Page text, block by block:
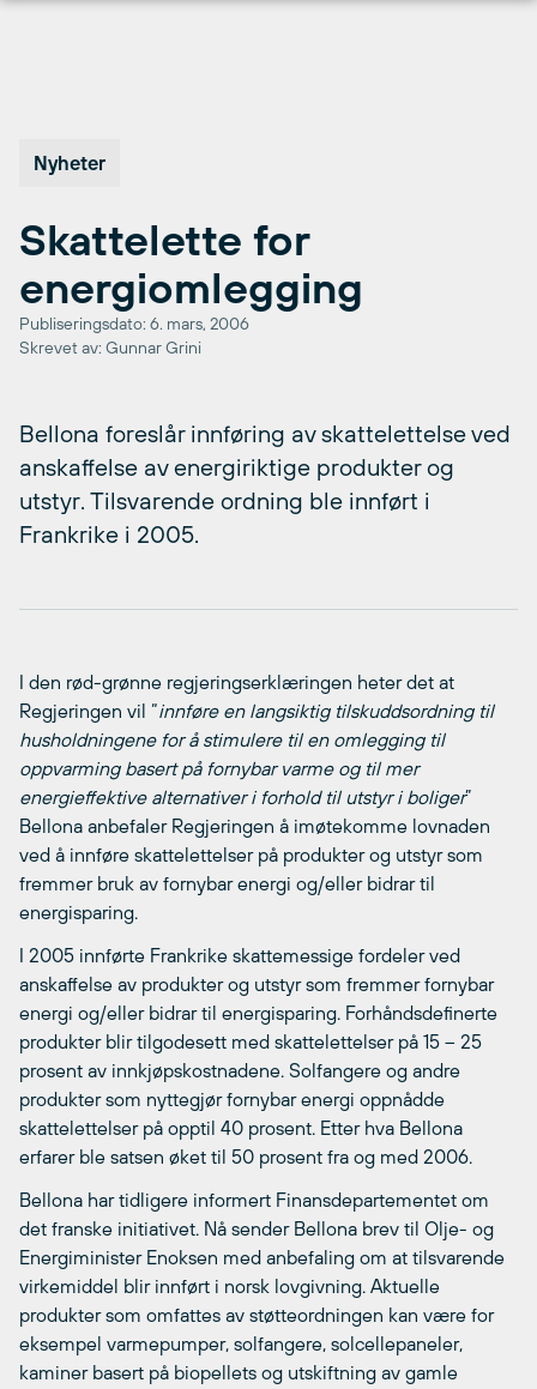
Nyheter
Skattelette for
energiomlegging
Publiseringsdato: 6. mars, 2006
Skrevet av: Gunnar Grini
Bellona foreslår innføring av skattelettelse ved
anskaffelse av energiriktige produkter og
utstyr. Tilsvarende ordning ble innført i
Frankrike i 2005.
I den rød-grønne regjeringserklæringen heter det at
Regjeringen vil “innføre en langsiktig tilskuddsordning til
husholdningene for å stimulere til en omlegging til
oppvarming basert på fornybar varme og til mer
energieffektive alternativer i forhold til utstyr i boliger”
Bellona anbefaler Regjeringen å imøtekomme lovnaden
ved å innføre skattelettelser på produkter og utstyr som
fremmer bruk av fornybar energi og/eller bidrar til
energisparing.
I 2005 innførte Frankrike skattemessige fordeler ved
anskaffelse av produkter og utstyr som fremmer fornybar
energi og/eller bidrar til energisparing. Forhåndsdefinerte
produkter blir tilgodesett med skattelettelser på 15 – 25
prosent av innkjøpskostnadene. Solfangere og andre
produkter som nyttegjør fornybar energi oppnådde
skattelettelser på opptil 40 prosent. Etter hva Bellona
erfarer ble satsen øket til 50 prosent fra og med 2006.
Bellona har tidligere informert Finansdepartementet om
det franske initiativet. Nå sender Bellona brev til Olje- og
Energiminister Enoksen med anbefaling om at tilsvarende
virkemiddel blir innført i norsk lovgivning. Aktuelle
produkter som omfattes av støtteordningen kan være for
eksempel varmepumper, solfangere, solcellepaneler,
kaminer basert på biopellets og utskiftning av gamle